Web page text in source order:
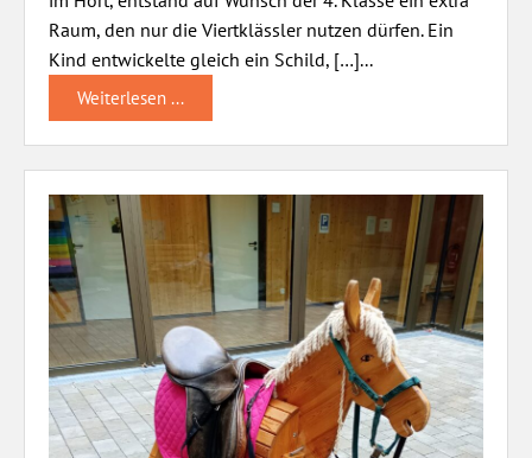
Raum, den nur die Viertklässler nutzen dürfen. Ein
Kind entwickelte gleich ein Schild, […]...
Weiterlesen ...